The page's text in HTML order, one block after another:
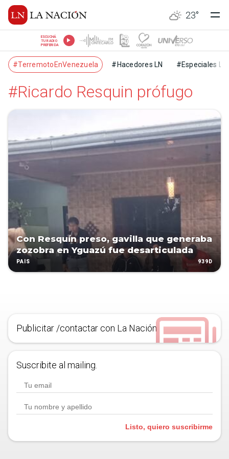
23°
ESCUCHÁ
TU RADIO
PREFERIDA
#TerremotoEnVenezuela #Hacedores LN #Especiales LN
#Ricardo Resquin prófugo
Con Resquín preso, gavilla que generaba
zozobra en Yguazú fue desarticulada
PAÍS 939D
Publicitar /contactar con La Nación
Suscribite al mailing.
Listo, quiero suscribirme